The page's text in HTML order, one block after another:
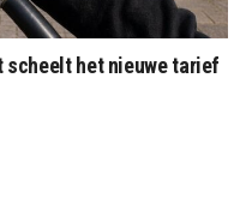
scheelt het nieuwe tarief